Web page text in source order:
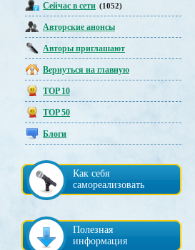
Сейчас в сети (1052)
Авторские анонсы
Авторы приглашают
Вернуться на главную
TOP 10
TOP 50
Блоги
Как себя
самореализовать
Полезная
информация